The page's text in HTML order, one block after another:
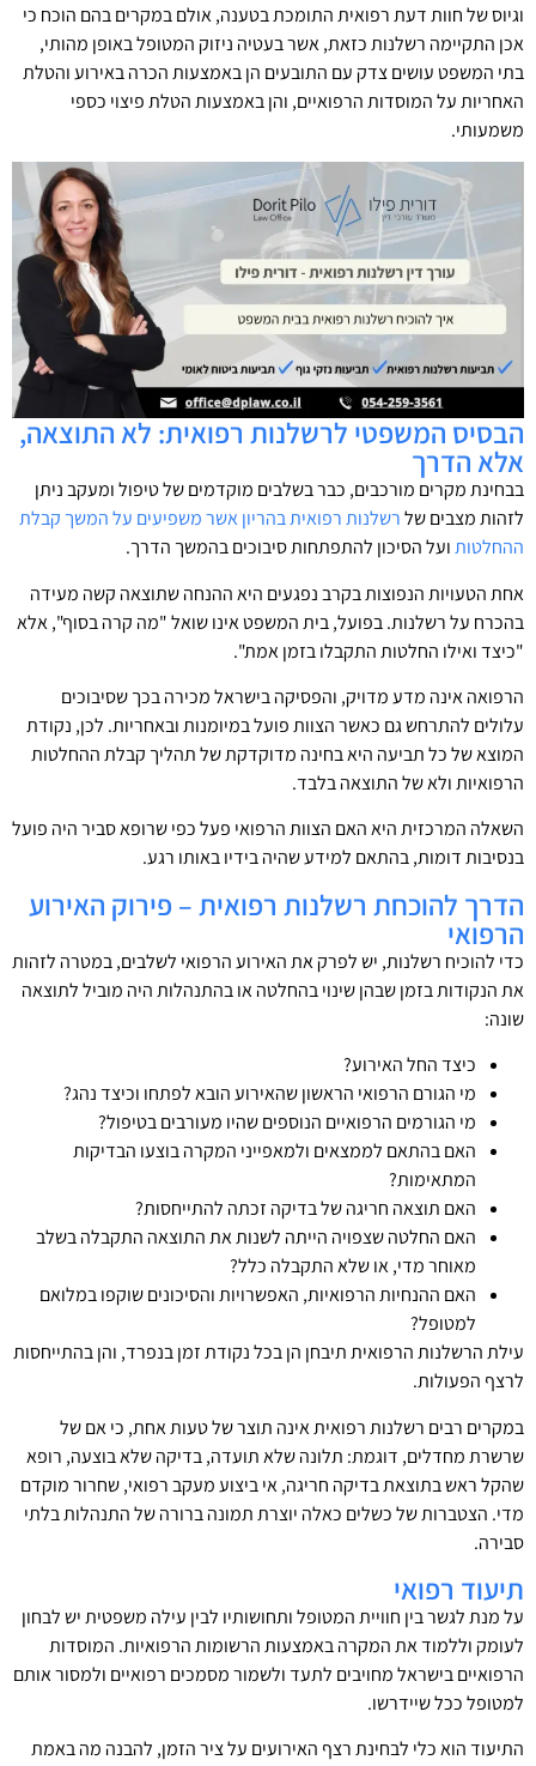
וגיוס של חוות דעת רפואית התומכת בטענה, אולם במקרים בהם הוכח כי
אכן התקיימה רשלנות כזאת, אשר בעטיה ניזוק המטופל באופן מהותי,
בתי המשפט עושים צדק עם התובעים הן באמצעות הכרה באירוע והטלת
האחריות על המוסדות הרפואיים, והן באמצעות הטלת פיצוי כספי
משמעותי.
הבסיס המשפטי לרשלנות רפואית: לא התוצאה,
אלא הדרך
בבחינת מקרים מורכבים, כבר בשלבים מוקדמים של טיפול ומעקב ניתן
לזהות מצבים שלרשלנות רפואית בהריון אשר משפיעים על המשך קבלת
ההחלטותועל הסיכון להתפתחות סיבוכים בהמשך הדרך.
אחת הטעויות הנפוצות בקרב נפגעים היא ההנחה שתוצאה קשה מעידה
בהכרח על רשלנות. בפועל, בית המשפט אינו שואל "מה קרה בסוף", אלא
"כיצד ואילו החלטות התקבלו בזמן אמת".
הרפואה אינה מדע מדויק, והפסיקה בישראל מכירה בכך שסיבוכים
עלולים להתרחש גם כאשר הצוות פועל במיומנות ובאחריות. לכן, נקודת
המוצא של כל תביעה היא בחינה מדוקדקת של תהליך קבלת ההחלטות
הרפואיות ולא של התוצאה בלבד.
השאלה המרכזית היא האם הצוות הרפואי פעל כפי שרופא סביר היה פועל
בנסיבות דומות, בהתאם למידע שהיה בידיו באותו רגע.
הדרך להוכחת רשלנות רפואית – פירוק האירוע
הרפואי
כדי להוכיח רשלנות, יש לפרק את האירוע הרפואי לשלבים, במטרה לזהות
את הנקודות בזמן שבהן שינוי בהחלטה או בהתנהלות היה מוביל לתוצאה
שונה:
כיצד החל האירוע?
מי הגורם הרפואי הראשון שהאירוע הובא לפתחו וכיצד נהג?
מי הגורמים הרפואיים הנוספים שהיו מעורבים בטיפול?
האם בהתאם לממצאים ולמאפייני המקרה בוצעו הבדיקות
המתאימות?
האם תוצאה חריגה של בדיקה זכתה להתייחסות?
האם החלטה שצפויה הייתה לשנות את התוצאה התקבלה בשלב
מאוחר מדי, או שלא התקבלה כלל?
האם ההנחיות הרפואיות, האפשרויות והסיכונים שוקפו במלואם
למטופל?
עילת הרשלנות הרפואית תיבחן הן בכל נקודת זמן בנפרד, והן בהתייחסות
לרצף הפעולות.
במקרים רבים רשלנות רפואית אינה תוצר של טעות אחת, כי אם של
שרשרת מחדלים, דוגמת: תלונה שלא תועדה, בדיקה שלא בוצעה, רופא
שהקל ראש בתוצאת בדיקה חריגה, אי ביצוע מעקב רפואי, שחרור מוקדם
מדי. הצטברות של כשלים כאלה יוצרת תמונה ברורה של התנהלות בלתי
סבירה.
תיעוד רפואי
על מנת לגשר בין חוויית המטופל ותחושותיו לבין עילה משפטית יש לבחון
לעומק וללמוד את המקרה באמצעות הרשומות הרפואיות. המוסדות
הרפואיים בישראל מחויבים לתעד ולשמור מסמכים רפואיים ולמסור אותם
למטופל ככל שיידרשו.
התיעוד הוא כלי לבחינת רצף האירועים על ציר הזמן, להבנה מה באמת